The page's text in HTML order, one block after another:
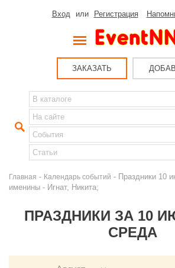
Вход или Регистрация
ЗАКАЗАТЬ
Главная - Календарь событий - Праздники 10
именины - Игнат, Никита;
ПРАЗДНИКИ ЗА 10
СРЕДА